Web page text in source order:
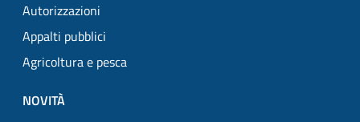
Autorizzazioni
Appalti pubblici
Agricoltura e pesca
NOVITÀ